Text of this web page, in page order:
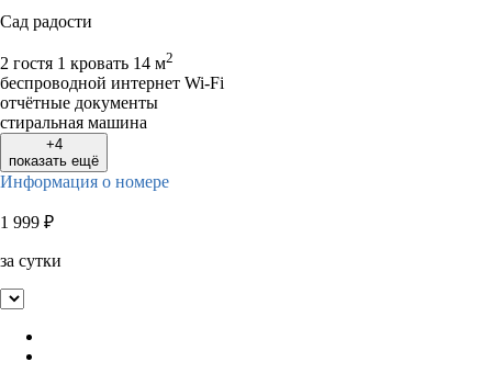
Сад радости
2 гостя 1 кровать 14 м2
беспроводной интернет Wi-Fi
отчётные документы
стиральная машина
+4
показать ещё
Информация о номере
1 999 ₽
за сутки